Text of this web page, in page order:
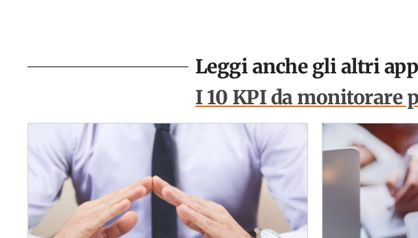
Leggi anche gli altri
I 10 KPI da monitorare